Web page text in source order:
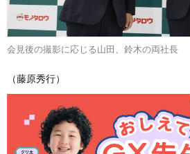
会見後の撮影に応じる山田、鈴木の両社長
（藤原秀行）